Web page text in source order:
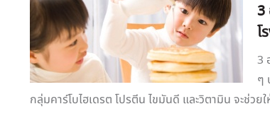
3
โ
3
ๆ
กลุ่มคาร์โบไฮเดรต โปรตีน ไขมันดี และวิตามิน จะช่วยใ